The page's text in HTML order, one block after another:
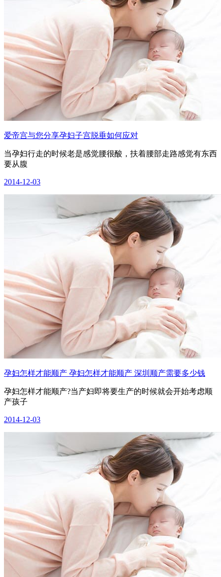
爱帝宫与您分享孕妇子宫脱垂如何应对
当孕妇行走的时候老是感觉腰很酸，扶着腰部走路感觉有东西
要从腹
2014-12-03
孕妇怎样才能顺产 孕妇怎样才能顺产 深圳顺产需要多少钱
孕妇怎样才能顺产?当产妇即将要生产的时候就会开始考虑顺
产孩子
2014-12-03